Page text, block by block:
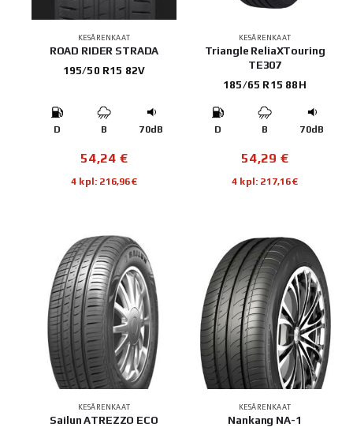
KESÄRENKAAT
ROAD RIDER STRADA
195/50 R15 82V
D B 70dB
54,24 €
4 kpl: 216,96€
KESÄRENKAAT
Triangle ReliaXTouring
TE307
185/65 R15 88H
D B 70dB
54,29 €
4 kpl: 217,16€
KESÄRENKAAT
Sailun ATREZZO ECO
KESÄRENKAAT
Nankang NA-1